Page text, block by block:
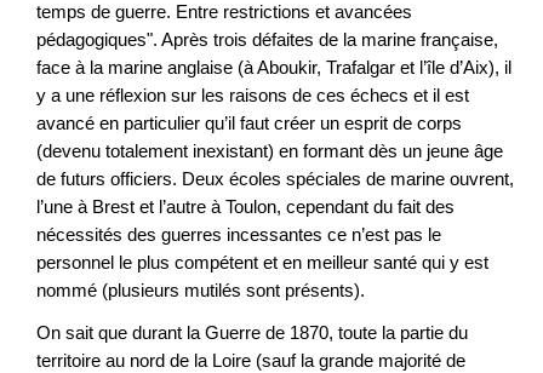
temps de guerre. Entre restrictions et avancées
pédagogiques". Après trois défaites de la marine française,
face à la marine anglaise (à Aboukir, Trafalgar et l’île d’Aix), il
y a une réflexion sur les raisons de ces échecs et il est
avancé en particulier qu’il faut créer un esprit de corps
(devenu totalement inexistant) en formant dès un jeune âge
de futurs officiers. Deux écoles spéciales de marine ouvrent,
l’une à Brest et l’autre à Toulon, cependant du fait des
nécessités des guerres incessantes ce n’est pas le
personnel le plus compétent et en meilleur santé qui y est
nommé (plusieurs mutilés sont présents).
On sait que durant la Guerre de 1870, toute la partie du
territoire au nord de la Loire (sauf la grande majorité de